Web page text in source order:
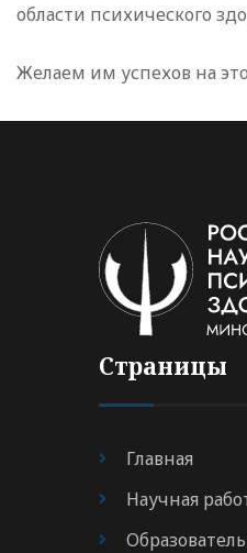
области психического
Желаем им успехов на
Страницы
Главная
Научная